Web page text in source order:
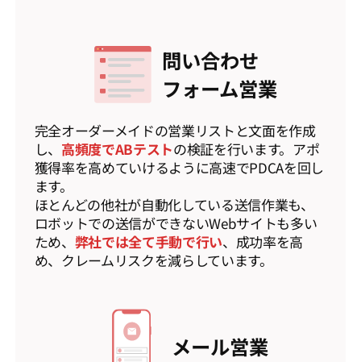
問い合わせ
フォーム営業
完全オーダーメイドの営業リストと文面を作成
し、 高頻度でABテストの検証を行います。アポ
獲得率を高めていけるように高速でPDCAを回し
ます。
ほとんどの他社が自動化している送信作業も、
ロボットでの送信ができないWebサイトも多い
ため、 弊社では全て手動で行い、成功率を高
め、クレームリスクを減らしています。
メール営業